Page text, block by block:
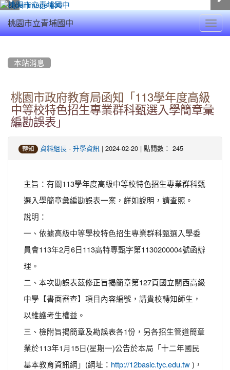
桃園市立青埔國中
本站消息
桃園市政府教育局函知「113學年度高級
中等校特色招生專業群科甄選入學簡章彙
編勘誤表」
轉知 資料組長 - 升學資訊 | 2024-02-20 | 點閱數： 245
主旨：有關113學年度高級中等校特色招生專業群科甄
選入學簡章彙編勘誤表一案，詳如說明，請查照。
說明：
一、依據高級中等學校特色招生專業群科甄選入學委
員會113年2月6日113高特專甄字第1130200004號函辦
理。
二、本次勘誤表茲修正旨揭簡章第127頁國立關西高級
中學【書面審查】項目內容編號，請貴校轉知師生，
以維護考生權益。
三、檢附旨揭簡章及勘誤表各1份，另各招生管道簡章
業於113年1月15日(星期一)公告於本局「十二年國民
基本教育資訊網」(網址： http://12basic.tyc.edu.tw )，